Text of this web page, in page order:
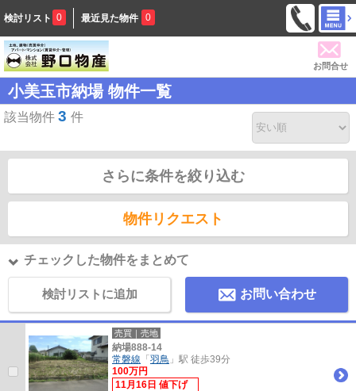
検討リスト 0 最近見た物件 0
お問合せ
小美玉市納場 物件一覧
該当物件 3 件
さらに条件を絞り込む
物件リクエスト
チェックした物件をまとめて
検討リストに追加 お問い合わせ
売買｜売地
納場888-14
常磐線 「 羽鳥 」駅 徒歩39分
100万円
11月16日 値下げ